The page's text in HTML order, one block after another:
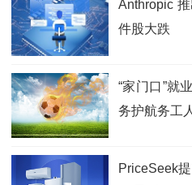
Anthropic
件股大跌
“家门口”就
务护航务工
PriceSeek